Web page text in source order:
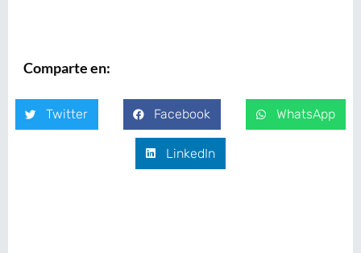
Comparte en:
Twitter Facebook WhatsApp
LinkedIn